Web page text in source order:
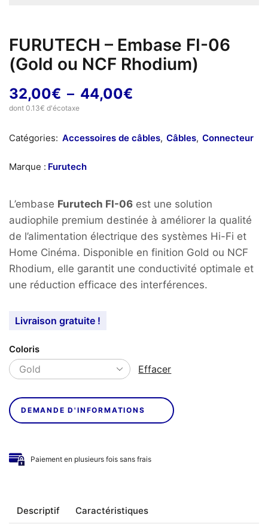
FURUTECH – Embase FI-06
(Gold ou NCF Rhodium)
32,00€ – 44,00€
32,00€
dont 0.13€ d'écotaxe
Catégories: Accessoires de câbles, Câbles, Connecteur
Marque : Furutech
L’embase Furutech FI-06 est une solution
audiophile premium destinée à améliorer la qualité
de l’alimentation électrique des systèmes Hi-Fi et
Home Cinéma. Disponible en finition Gold ou NCF
Rhodium, elle garantit une conductivité optimale et
une réduction efficace des interférences.
Livraison gratuite !
Coloris
Effacer
DEMANDE D'INFORMATIONS
Paiement en plusieurs fois sans frais
Descriptif Caractéristiques